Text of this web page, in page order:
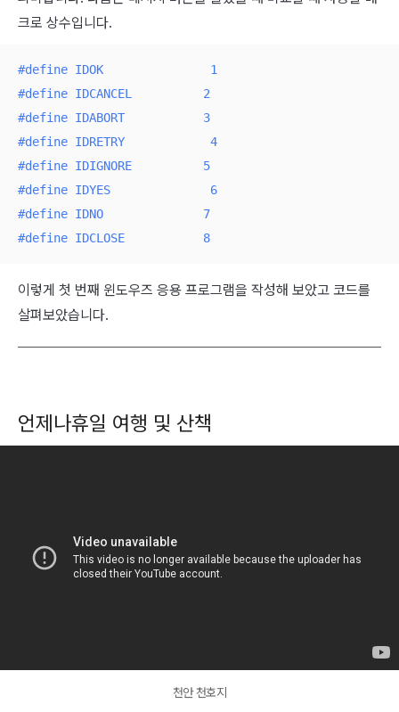
크로 상수입니다.
#define IDOK               1
#define IDCANCEL          2
#define IDABORT           3
#define IDRETRY            4
#define IDIGNORE          5
#define IDYES              6
#define IDNO              7
#define IDCLOSE           8
이렇게 첫 번째 윈도우즈 응용 프로그램을 작성해 보았고 코드를
살펴보았습니다.
언제나휴일 여행 및 산책
천안 천호지